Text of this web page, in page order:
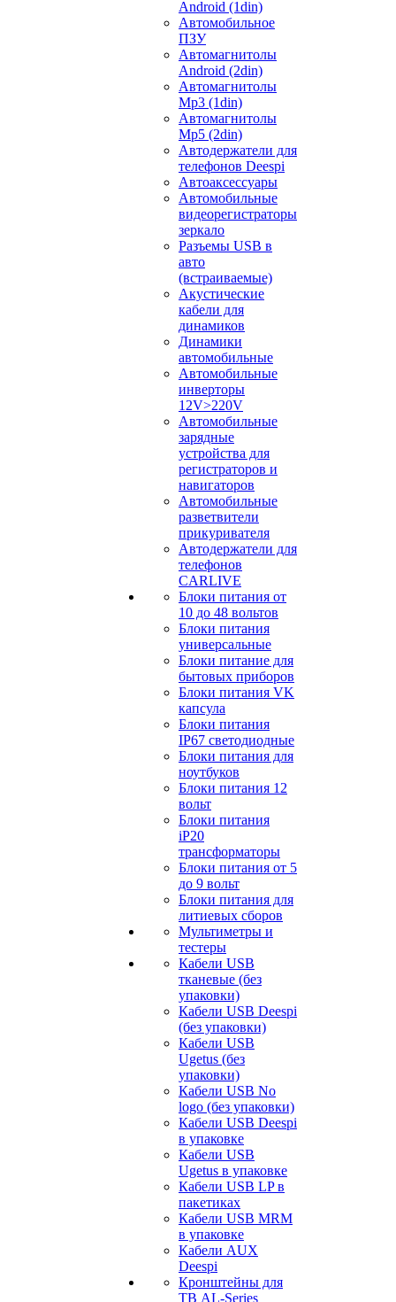
Android (1din)
Автомобильное
ПЗУ
Автомагнитолы
Android (2din)
Автомагнитолы
Mp3 (1din)
Автомагнитолы
Mp5 (2din)
Автодержатели для
телефонов Deespi
Автоаксессуары
Автомобильные
видеорегистраторы
зеркало
Разъемы USB в
авто
(встраиваемые)
Акустические
кабели для
динамиков
Динамики
автомобильные
Автомобильные
инверторы
12V>220V
Автомобильные
зарядные
устройства для
регистраторов и
навигаторов
Автомобильные
разветвители
прикуривателя
Автодержатели для
телефонов
CARLIVE
Блоки питания от
10 до 48 вольтов
Блоки питания
универсальные
Блоки питание для
бытовых приборов
Блоки питания VK
капсула
Блоки питания
IP67 светодиодные
Блоки питания для
ноутбуков
Блоки питания 12
вольт
Блоки питания
iP20
трансформаторы
Блоки питания от 5
до 9 вольт
Блоки питания для
литиевых сборов
Мультиметры и
тестеры
Кабели USB
тканевые (без
упаковки)
Кабели USB Deespi
(без упаковки)
Кабели USB
Ugetus (без
упаковки)
Кабели USB No
logo (без упаковки)
Кабели USB Deespi
в упаковке
Кабели USB
Ugetus в упаковке
Кабели USB LP в
пакетиках
Кабели USB MRM
в упаковке
Кабели AUX
Deespi
Кронштейны для
ТВ AL-Series